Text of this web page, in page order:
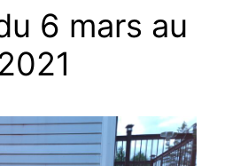
6 mars au